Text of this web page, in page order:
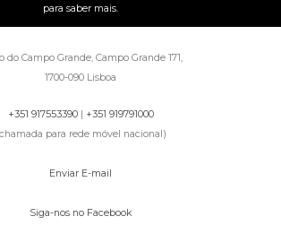
para saber mais.
do Campo Grande, Campo Grande 171,
1700-090 Lisboa
+351 917553390| +351 919791000
para rede móvel nacional)
Enviar E-mail
Siga-nos no Facebook